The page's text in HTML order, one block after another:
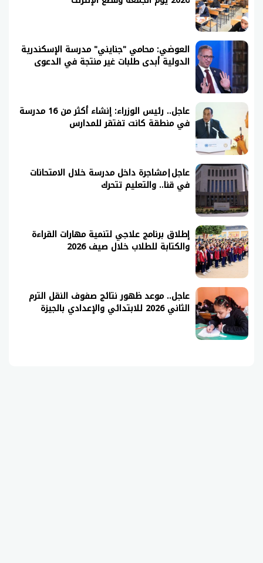
العوضي: محامي "جنايني" مدرسة الإسكندرية
الدولية أبدى طلبات غير منتجة في الدعوى
عاجل.. رئيس الوزراء: إنشاء أكثر من 16 مدرسة
في منطقة كانت تفتقر للمدارس
عاجل|مشاجرة داخل مدرسة خلال الامتحانات
في قنا.. والتعليم تتحرك
إطلاق برنامج علاجي لتنمية مهارات القراءة
والكتابة للطلاب خلال صيف 2026
عاجل.. موعد ظهور نتائج صفوف النقل الترم
الثاني 2026 للابتدائي والإعدادي بالجيزة